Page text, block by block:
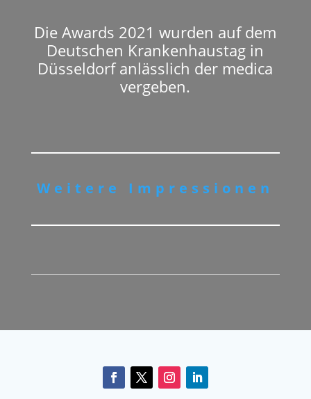
Die Awards 2021 wurden auf dem
Deutschen Krankenhaustag in
Düsseldorf anlässlich der medica
vergeben.
Wei­te­re Impres­sio­nen